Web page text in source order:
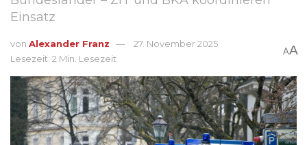
Einsatz
von Alexander Franz
27. November 2025
Lesezeit: 2 Min. Lesezeit
AA